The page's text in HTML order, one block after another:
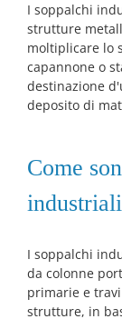
I soppalchi
strutture
moltiplicare lo
capannone o
destinazione
deposito di
Come
I soppalchi
da colonne
primarie e travi
strutture, in